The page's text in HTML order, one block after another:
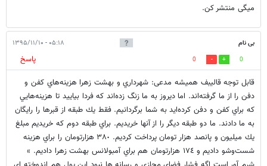
میگی منتشر کن.
بی نام ۰۵:۱۸ - ۱۳۹۵/۱۱/۱۰
0
0
پاسخ
قابل توجه قالیبف همیشه مدعی: شهرداري و بهشت زهرا هزينه‌هاي كفن و
دفن را از ما گرفته‌اند. اما ديروز به ما زنگ زده‌اند كه فردا بياييد تا هزينه‌هايي
كه براي كفن و دفن كرده‌ايد به شما برگردانيم. فقط يك طبقه از قبرها را رايگان
به ما دادند. ما دو طبقه ديگر را از آنها خريديم. براي طبقه دوم كه خريديم مبلغ
يك ميليون و پانصد هزار تومان پرداخت كرديم. ٣٨٠ هزارتومان را براي هزينه
شست‌وشو داديم و ١٧٤ هزارتومان هم براي آمبولانس بهشت زهرا داديم. »